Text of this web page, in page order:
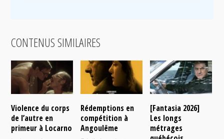
CONTENUS SIMILAIRES
Violence du corps
de l’autre en
primeur à Locarno
Rédemptions en
compétition à
Angoulême
[Fantasia 2026]
Les longs
métrages